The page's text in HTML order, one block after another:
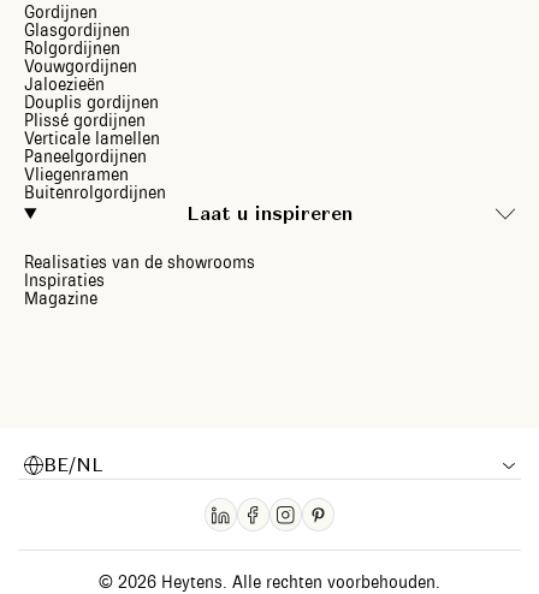
Gordijnen
Glasgordijnen
Rolgordijnen
Vouwgordijnen
Jaloezieën
Douplis gordijnen
Plissé gordijnen
Verticale lamellen
Paneelgordijnen
Vliegenramen
Buitenrolgordijnen
Laat u inspireren
Realisaties van de showrooms
Inspiraties
Magazine
BE/NL
© 2026 Heytens. Alle rechten voorbehouden.